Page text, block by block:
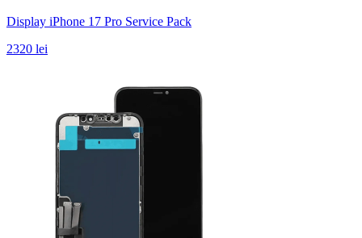
Display iPhone 17 Pro Service Pack
2320 lei